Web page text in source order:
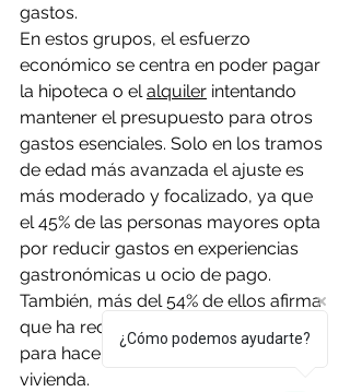
gastos.
En estos grupos, el esfuerzo
económico se centra en poder pagar
la hipoteca o el alquiler intentando
mantener el presupuesto para otros
gastos esenciales. Solo en los tramos
de edad más avanzada el ajuste es
más moderado y focalizado, ya que
el 45% de las personas mayores opta
por reducir gastos en experiencias
gastronómicas u ocio de pago.
También, más del 54% de ellos afirma
que ha reducido gastos personales
para hacer frente a los gastos de
vivienda.
¿Cómo podemos ayudarte?